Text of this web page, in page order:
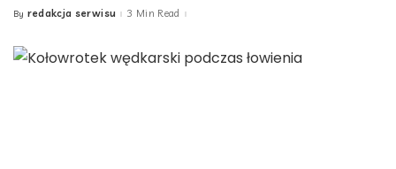
Posted
By redakcja serwisu 3 Min Read